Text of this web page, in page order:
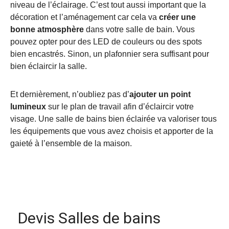
niveau de l’éclairage. C’est tout aussi important que la
décoration et l’aménagement car cela va créer une
bonne atmosphère dans votre salle de bain. Vous
pouvez opter pour des LED de couleurs ou des spots
bien encastrés. Sinon, un plafonnier sera suffisant pour
bien éclaircir la salle.
Et dernièrement, n’oubliez pas d’ajouter un point
lumineux sur le plan de travail afin d’éclaircir votre
visage. Une salle de bains bien éclairée va valoriser tous
les équipements que vous avez choisis et apporter de la
gaieté à l’ensemble de la maison.
Devis Salles de bains